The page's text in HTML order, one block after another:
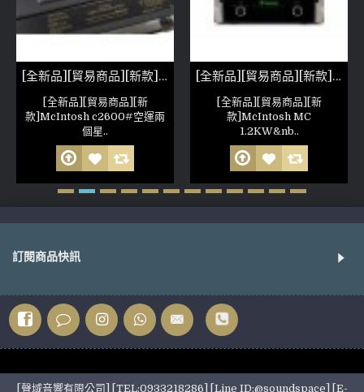
[全新品][貿易商品][新款]McIntosh c2600
[全新品][貿易商品][新
款]McIntosh c2600#空運兩
個星..
[全新品][貿易商品][新款]McIntosh MC 1.2KW
[全新品][貿易商品][新
款]McIntosh MC
1.2KW&nb..
訂閱商品快訊
[聲域音響有限公司] [TEL:0933218286] [Line ID:@soundspace] [E-